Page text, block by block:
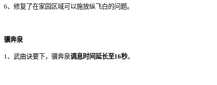
6、 修复了在家园区域可以施放纵飞白的问题。
骥奔泉
1、武曲诀要下，骥奔泉调息时间延长至16秒。